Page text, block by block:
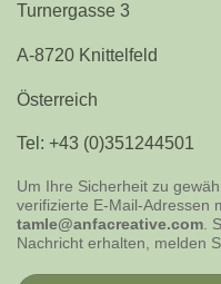
Turnergasse 3
A-8720 Knittelfeld
Österreich
Tel: +43 (0)351244501
Um Ihre Sicherheit zu
verifizierte E-Mail-Adressen
tamle@anfacreative.com.
Nachricht erhalten, melden